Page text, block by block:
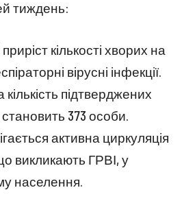
тиждень:
кількості хворих на
вірусні інфекції.
підтверджених
становить 373 особи.
активна циркуляція
викликають ГРВІ, у
населення.